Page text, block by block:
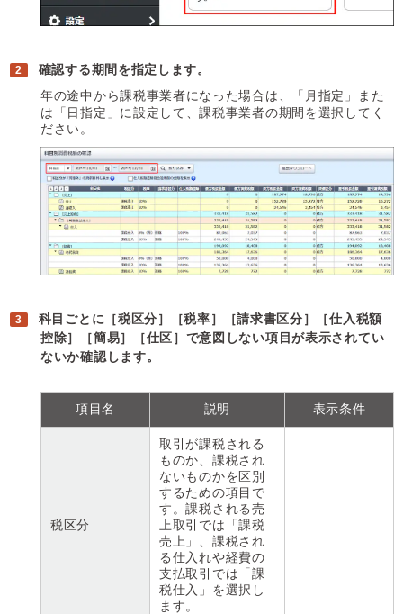
確認する期間を指定します。
年の途中から課税事業者になった場合は、「月指定」また
は「日指定」に設定して、課税事業者の期間を選択してく
ださい。
科目ごとに［税区分］［税率］［請求書区分］［仕入税額
控除］［簡易］［仕区］で意図しない項目が表示されてい
ないか確認します。
項目名 説明 表示条件
税区分
取引が課税される
ものか、課税され
ないものかを区別
するための項目で
す。課税される売
上取引では「課税
売上」、課税され
る仕入れや経費の
支払取引では「課
税仕入」を選択し
ます。